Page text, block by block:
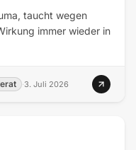
taucht wegen
immer wieder in
·3. Juli 2026